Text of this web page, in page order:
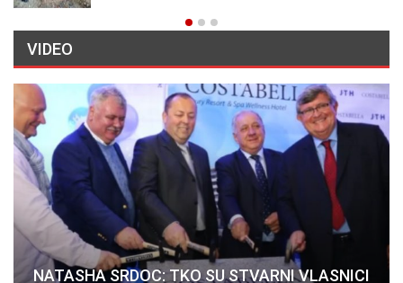
VIDEO
NATASHA SRDOC: TKO SU STVARNI VLASNICI